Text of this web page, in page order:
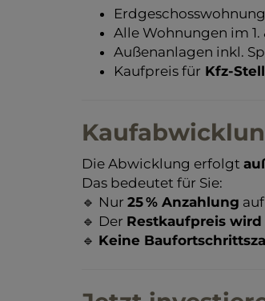
Alle Wohnungen im 1.
Außenanlagen inkl.
Kaufpreis für Kfz-
Die Abwicklung erfolgt
Das bedeutet für Sie:
🔹 Nur 25 % Anzahlung
🔹 Der Restkaufpreis
🔹 Keine